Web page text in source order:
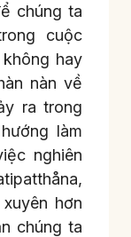
chúng ta
cuộc
hay
nàn về
ra trong
làm
nghiên
hơn
chúng ta